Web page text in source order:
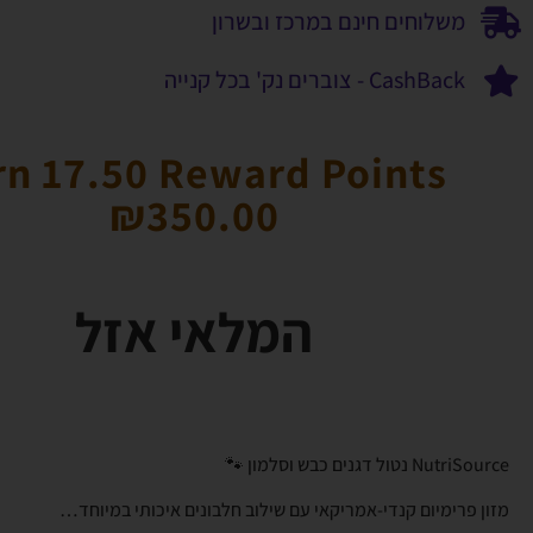
משלוחים חינם במרכז ובשרון
CashBack - צוברים נק' בכל קנייה
17.50 Reward Points
₪350.00
המלאי אזל
NutriSource נטול דגנים כבש וסלמון 🐾
מזון פרימיום קנדי-אמריקאי עם שילוב חלבונים איכותי במיוחד…